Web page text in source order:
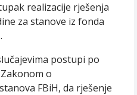
realizacije rješenja
za stanove iz fonda
postupi po
o
FBiH, da rješenje